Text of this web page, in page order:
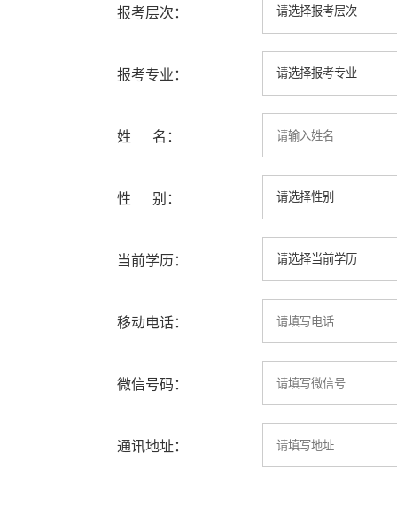
报考层次：
报考专业：
姓 名：
性 别：
当前学历：
移动电话：
微信号码：
通讯地址：